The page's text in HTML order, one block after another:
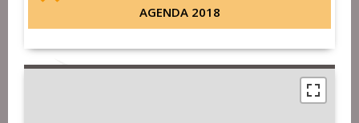
AGENDA 2018